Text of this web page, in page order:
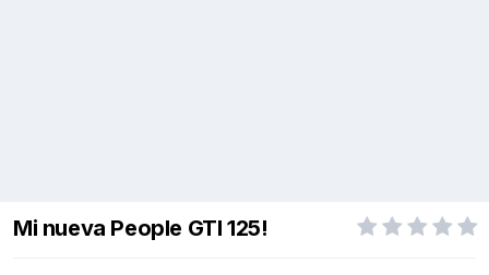
Mi nueva People GTI 125!